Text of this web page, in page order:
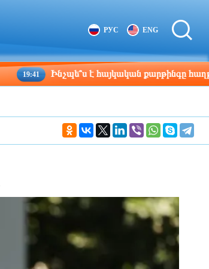
РУС ENG
Ինչպե՞ս է հայկական քարթինգը հաղթահարում